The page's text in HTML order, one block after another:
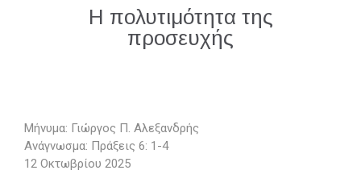
Η πολυτιμότητα της
προσευχής
Μήνυμα: Γιώργος Π. Αλεξανδρής
Ανάγνωσμα: Πράξεις 6: 1-4
12 Οκτωβρίου 2025